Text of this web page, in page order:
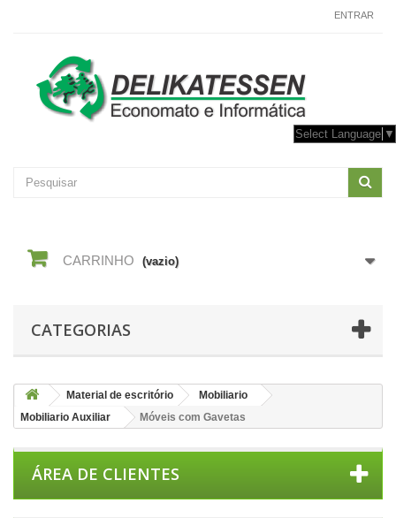
ENTRAR
Select Language ▼
CARRINHO (vazio)
CATEGORIAS
Material de escritório
Mobiliario
Mobiliario Auxiliar
Móveis com Gavetas
ÁREA DE CLIENTES